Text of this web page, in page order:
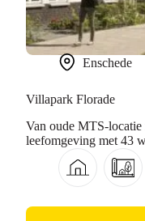
Enschede
Villapark Florade
Van oude MTS-locatie
leefomgeving met 43